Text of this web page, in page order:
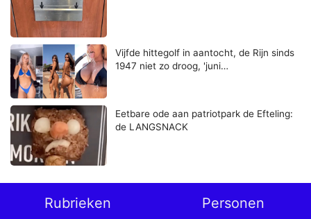
Vijfde hittegolf in aantocht, de Rijn sinds
1947 niet zo droog, 'juni…
Eetbare ode aan patriotpark de Efteling:
de LANGSNACK
Rubrieken Personen